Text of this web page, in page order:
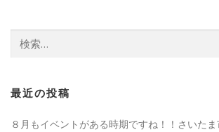
索:
最近の投稿
８月もイベントがある時期ですね！！さいた